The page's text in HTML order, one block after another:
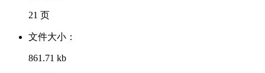
21 页
文件大小：
861.71 kb